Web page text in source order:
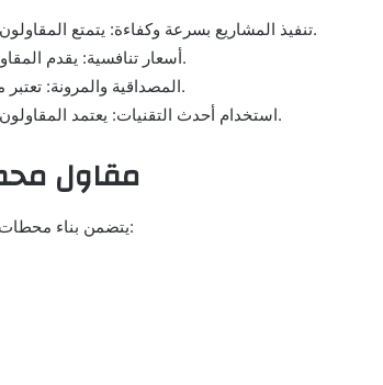
تنفيذ المشاريع بسرعة وكفاءة: يتمتع المقاولون بقدرة عالية على إنجاز المشاريع في وقت قياسي.
أسعار تنافسية: يقدم المقاولون خدمات بأسعار تجعلهم الخيار المفضل للعملاء.
المصداقية والمرونة: تعتبر من السمات الأساسية التي تميز المقاولين الجيدين.
استخدام أحدث التقنيات: يعتمد المقاولون على وسائل حديثة وضمانات سلامة وصحة العملاء.
مقاول
يتضمن بناء محطات بترول مجموعة من العناصر الأساسية التي تشمل: